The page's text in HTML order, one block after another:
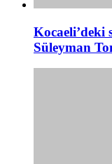
Kocaeli’deki
Süleyman